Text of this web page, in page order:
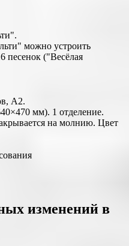
можно устроить
песенок ("Весёлая
А2.
мм). 1 отделение.
на молнию. Цвет
изменений в